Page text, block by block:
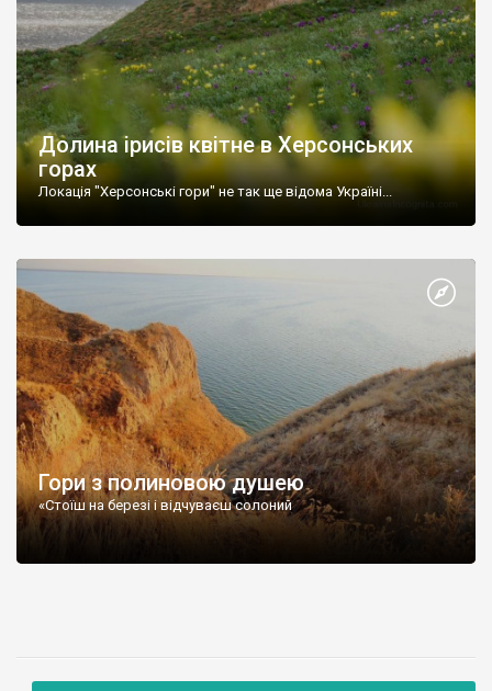
Долина ірисів квітне в Херсонських
горах
Локація "Херсонські гори" не так ще відома Україні...
Гори з полиновою душею
«Стоїш на березі і відчуваєш солоний